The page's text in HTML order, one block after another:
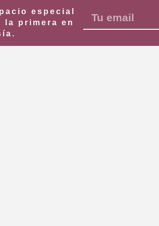
especial
la primera en